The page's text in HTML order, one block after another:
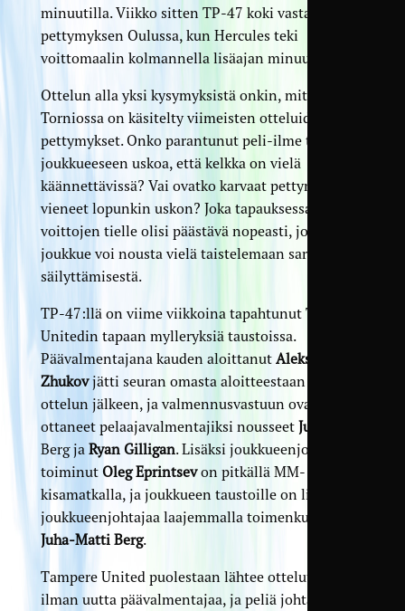
minuutilla. Viikko sitten TP-47 koki vastaavan
pettymyksen Oulussa, kun Hercules teki
voittomaalin kolmannella lisäajan minuutilla.
Ottelun alla yksi kysymyksistä onkin, miten
Torniossa on käsitelty viimeisten otteluiden
pettymykset. Onko parantunut peli-ilme tuonut
joukkueeseen uskoa, että kelkka on vielä
käännettävissä? Vai ovatko karvaat pettymykset
vieneet lopunkin uskon? Joka tapauksessa
voittojen tielle olisi päästävä nopeasti, jotta
joukkue voi nousta vielä taistelemaan sarjapaikan
säilyttämisestä.
TP-47:llä on viime viikkoina tapahtunut Tampere
Unitedin tapaan mylleryksiä taustoissa.
Päävalmentajana kauden aloittanut Aleksei
Zhukovjätti seuran omasta aloitteestaan JBK-
ottelun jälkeen, ja valmennusvastuun ovat
ottaneet pelaajavalmentajiksi nousseet Jussi-Esko
Berg ja Ryan Gilligan. Lisäksi joukkueenjohtajana
toiminut Oleg Eprintsevon pitkällä MM-
kisamatkalla, ja joukkueen taustoille on liittynyt
joukkueenjohtajaa laajemmalla toimenkuvalla
Juha-Matti Berg.
Tampere United puolestaan lähtee otteluun
ilman uutta päävalmentajaa, ja peliä johtavat